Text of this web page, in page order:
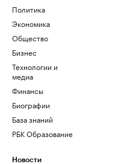
Политика
Экономика
Общество
Бизнес
Технологии и
медиа
Финансы
Биографии
База знаний
РБК Образование
Новости